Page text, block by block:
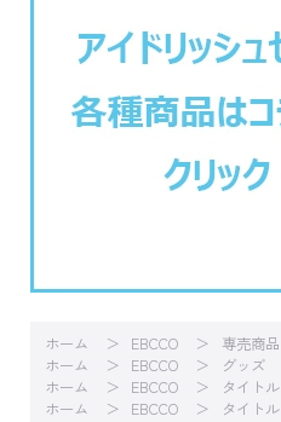
ホーム EBCCO
専売商品
ホーム
EBCCO
グッズ
ホーム
EBCCO
タイトル
ホーム
EBCCO タイトル